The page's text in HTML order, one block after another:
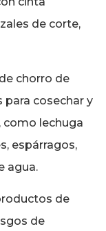
de corte,
chorro de
para cosechar y
lechuga
espárragos,
agua.
de
de